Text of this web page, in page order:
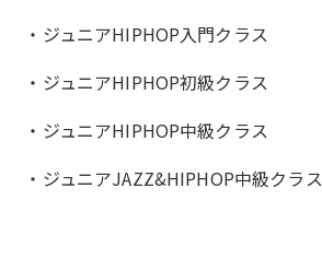
・ジュニアHIPHOP入門クラス
・ジュニアHIPHOP初級クラス
・ジュニアHIPHOP中級クラス
・ジュニアJAZZ&HIPHOP中級クラス